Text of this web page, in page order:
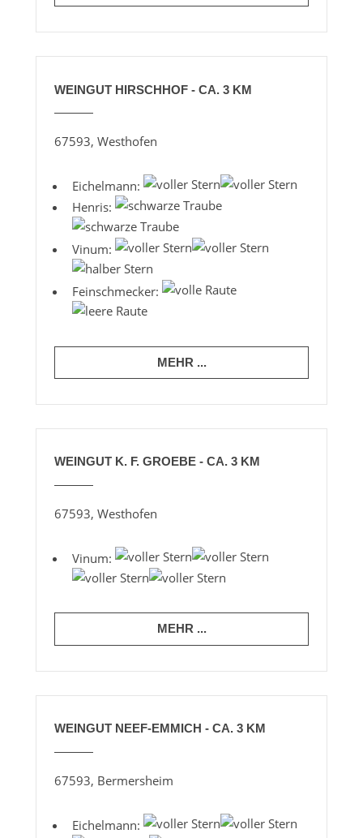
WEINGUT HIRSCHHOF - CA. 3 KM
67593, Westhofen
Eichelmann:
Henris:
Vinum:
Feinschmecker:
MEHR ...
WEINGUT K. F. GROEBE - CA. 3 KM
67593, Westhofen
Vinum:
MEHR ...
WEINGUT NEEF-EMMICH - CA. 3 KM
67593, Bermersheim
Eichelmann: